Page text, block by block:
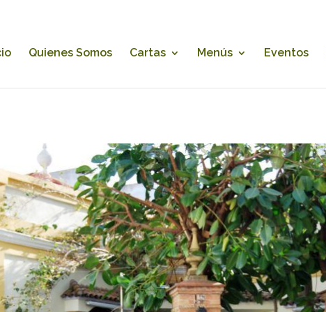
Quienes Somos Cartas Menús Eventos